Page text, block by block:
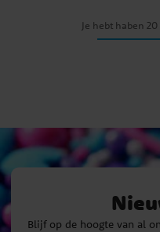
Je hebt haben
Blijf op de hoogte van al